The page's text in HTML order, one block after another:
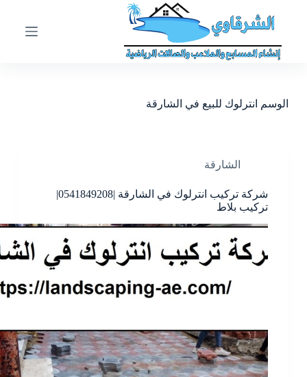
ى
الوسم انترلوك للبيع في الشارقة
الشارقة
شركة تركيب انترلوك في الشارقة |0541849208|
تركيب بلاط